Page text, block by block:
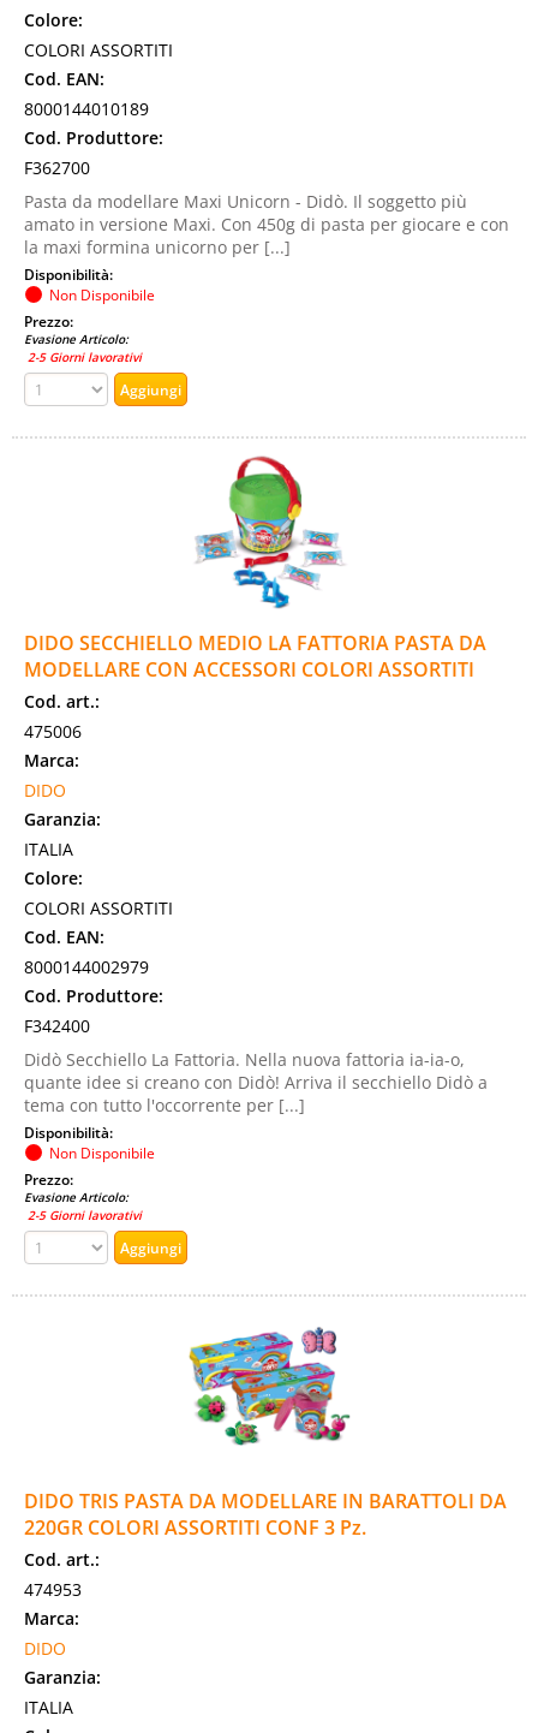
Colore:
COLORI ASSORTITI
Cod. EAN:
8000144010189
Cod. Produttore:
F362700
Pasta da modellare Maxi Unicorn - Didò. Il soggetto più
amato in versione Maxi. Con 450g di pasta per giocare e con
la maxi formina unicorno per [...]
Disponibilità:
Non Disponibile
Prezzo:
Evasione Articolo:
2-5 Giorni lavorativi
DIDO SECCHIELLO MEDIO LA FATTORIA PASTA DA
MODELLARE CON ACCESSORI COLORI ASSORTITI
Cod. art.:
475006
Marca:
DIDO
Garanzia:
ITALIA
Colore:
COLORI ASSORTITI
Cod. EAN:
8000144002979
Cod. Produttore:
F342400
Didò Secchiello La Fattoria. Nella nuova fattoria ia-ia-o,
quante idee si creano con Didò! Arriva il secchiello Didò a
tema con tutto l'occorrente per [...]
Disponibilità:
Non Disponibile
Prezzo:
Evasione Articolo:
2-5 Giorni lavorativi
DIDO TRIS PASTA DA MODELLARE IN BARATTOLI DA
220GR COLORI ASSORTITI CONF 3 Pz.
Cod. art.:
474953
Marca:
DIDO
Garanzia:
ITALIA